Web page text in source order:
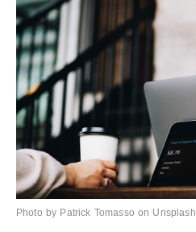
Photo by Patrick Tomasso on Unsplash